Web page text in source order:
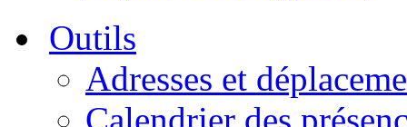
Outils
Adresses et